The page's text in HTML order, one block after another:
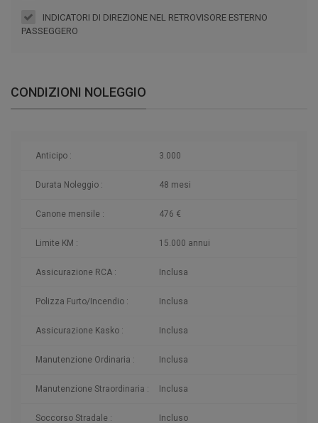
INDICATORI DI DIREZIONE NEL RETROVISORE ESTERNO
PASSEGGERO
CONDIZIONI NOLEGGIO
Anticipo : 3.000
Durata Noleggio : 48 mesi
Canone mensile : 476 €
Limite KM : 15.000 annui
Assicurazione RCA : Inclusa
Polizza Furto/Incendio : Inclusa
Assicurazione Kasko : Inclusa
Manutenzione Ordinaria : Inclusa
Manutenzione Straordinaria : Inclusa
Soccorso Stradale : Incluso